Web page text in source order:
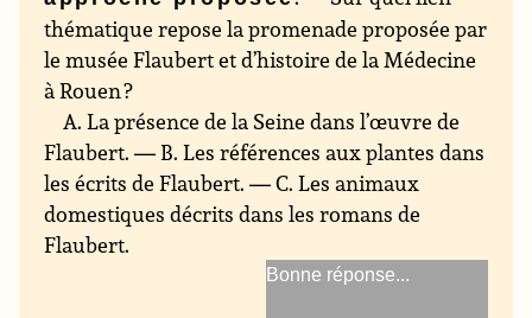
thématique repose la promenade proposée par
le musée Flaubert et d’histoire de la Médecine
à Rouen ?
A. La présence de la Seine dans l’œuvre de
Flaubert. — B. Les références aux plantes dans
les écrits de Flaubert. — C. Les animaux
domestiques décrits dans les romans de
Flaubert.
Les références aux